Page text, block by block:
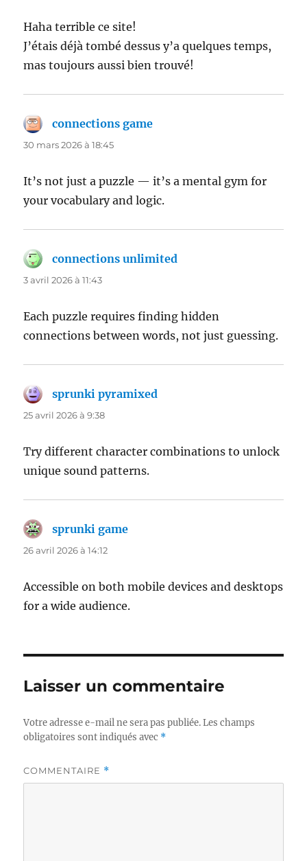
Haha terrible ce site!
J’étais déjà tombé dessus y’a quelques temps,
mas toujours aussi bien trouvé!
connections game
30 mars 2026 à 18:45
It’s not just a puzzle — it’s a mental gym for
your vocabulary and logic.
connections unlimited
3 avril 2026 à 11:43
Each puzzle requires finding hidden
connections between words, not just guessing.
sprunki pyramixed
25 avril 2026 à 9:38
Try different character combinations to unlock
unique sound patterns.
sprunki game
26 avril 2026 à 14:12
Accessible on both mobile devices and desktops
for a wide audience.
Laisser un commentaire
Votre adresse e-mail ne sera pas publiée. Les champs
obligatoires sont indiqués avec *
COMMENTAIRE *